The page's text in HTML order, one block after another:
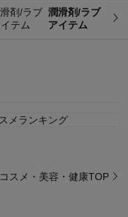
潤滑剤/ラブ
アイテム
コスメ・美容・健康TOP